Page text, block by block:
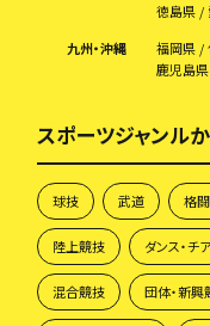
徳島県
九州・沖縄
福岡県
鹿児島県
スポーツジャンル
球技 武道 格
陸上競技 ダンス・チ
混合競技 団体・新興